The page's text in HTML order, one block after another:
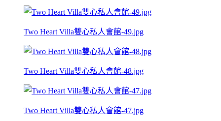
Two Heart Villa雙心私人會館-49.jpg
Two Heart Villa雙心私人會館-48.jpg
Two Heart Villa雙心私人會館-47.jpg